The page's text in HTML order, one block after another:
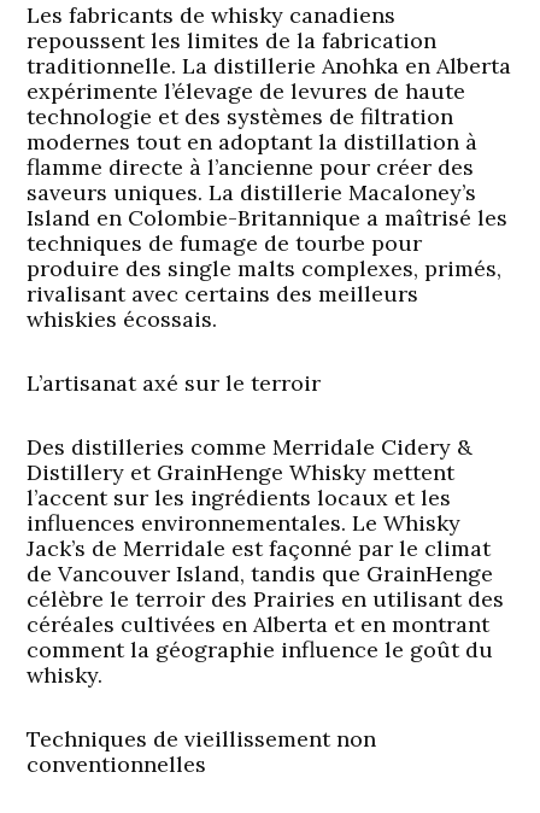
Les fabricants de whisky canadiens
repoussent les limites de la fabrication
traditionnelle. La distillerie Anohka en Alberta
expérimente l’élevage de levures de haute
technologie et des systèmes de filtration
modernes tout en adoptant la distillation à
flamme directe à l’ancienne pour créer des
saveurs uniques. La distillerie Macaloney’s
Island en Colombie-Britannique a maîtrisé les
techniques de fumage de tourbe pour
produire des single malts complexes, primés,
rivalisant avec certains des meilleurs
whiskies écossais.
L’artisanat axé sur le terroir
Des distilleries comme Merridale Cidery &
Distillery et GrainHenge Whisky mettent
l’accent sur les ingrédients locaux et les
influences environnementales. Le Whisky
Jack’s de Merridale est façonné par le climat
de Vancouver Island, tandis que GrainHenge
célèbre le terroir des Prairies en utilisant des
céréales cultivées en Alberta et en montrant
comment la géographie influence le goût du
whisky.
Techniques de vieillissement non
conventionnelles